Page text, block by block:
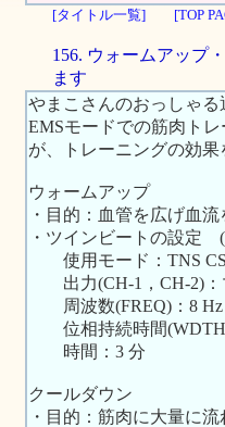
[タイトル一覧] [TOP
156. ウォームアップ
ます
やまこさんのおっしゃる
EMSモードでの筋肉ト
が、トレーニングの効果
ウォームアップ
・目的：血管を広げ血
・ツインビートの設定
使用モード：TNS
出力(CH-1，CH-2)：
周波数(FREQ)：8 Hz
位相持続時間(WDTH)
時間：3 分
クールダウン
・目的：筋肉に大量に